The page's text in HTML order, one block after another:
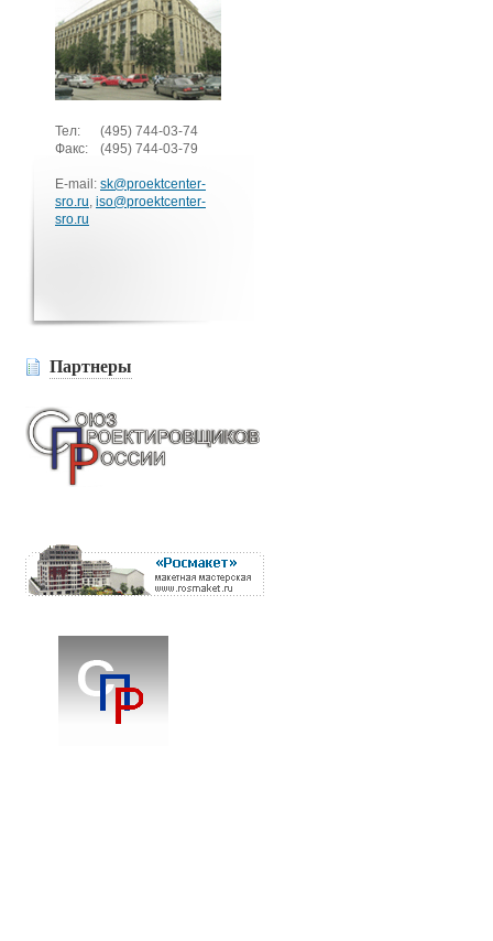
Тел: (495) 744-03-74
Факс:
(495) 744-03-79
E-mail: sk@proektcenter-
sro.ru, iso@proektcenter-
sro.ru
Партнеры